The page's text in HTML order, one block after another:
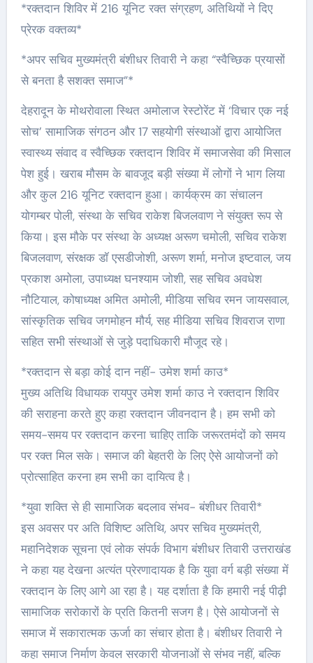
*रक्तदान शिविर में 216 यूनिट रक्त संग्रहण, अतिथियों ने दिए
प्रेरक वक्तव्य*
*अपर सचिव मुख्यमंत्री बंशीधर तिवारी ने कहा “स्वैच्छिक प्रयासों
से बनता है सशक्त समाज”*
देहरादून के मोथरोवाला स्थित अमोलाज रेस्टोरेंट में ‘विचार एक नई
सोच’ सामाजिक संगठन और 17 सहयोगी संस्थाओं द्वारा आयोजित
स्वास्थ्य संवाद व स्वैच्छिक रक्तदान शिविर में समाजसेवा की मिसाल
पेश हुई। खराब मौसम के बावजूद बड़ी संख्या में लोगों ने भाग लिया
और कुल 216 यूनिट रक्तदान हुआ। कार्यक्रम का संचालन
योगम्बर पोली, संस्था के सचिव राकेश बिजलवाण ने संयुक्त रूप से
किया। इस मौके पर संस्था के अध्यक्ष अरूण चमोली, सचिव राकेश
बिजलवाण, संरक्षक डॉ एसडीजोशी, अरूण शर्मा, मनोज इष्टवाल, जय
प्रकाश अमोला, उपाध्यक्ष घनश्याम जोशी, सह सचिव अवधेश
नौटियाल, कोषाध्यक्ष अमित अमोली, मीडिया सचिव रमन जायसवाल,
सांस्कृतिक सचिव जगमोहन मौर्य, सह मीडिया सचिव शिवराज राणा
सहित सभी संस्थाओं से जुड़े पदाधिकारी मौजूद रहे।
*रक्तदान से बड़ा कोई दान नहीं- उमेश शर्मा काउ*
मुख्य अतिथि विधायक रायपुर उमेश शर्मा काउ ने रक्तदान शिविर
की सराहना करते हुए कहा रक्तदान जीवनदान है। हम सभी को
समय-समय पर रक्तदान करना चाहिए ताकि जरूरतमंदों को समय
पर रक्त मिल सके। समाज की बेहतरी के लिए ऐसे आयोजनों को
प्रोत्साहित करना हम सभी का दायित्व है।
*युवा शक्ति से ही सामाजिक बदलाव संभव- बंशीधर तिवारी*
इस अवसर पर अति विशिष्ट अतिथि, अपर सचिव मुख्यमंत्री,
महानिदेशक सूचना एवं लोक संपर्क विभाग बंशीधर तिवारी उत्तराखंड
ने कहा यह देखना अत्यंत प्रेरणादायक है कि युवा वर्ग बड़ी संख्या में
रक्तदान के लिए आगे आ रहा है। यह दर्शाता है कि हमारी नई पीढ़ी
सामाजिक सरोकारों के प्रति कितनी सजग है। ऐसे आयोजनों से
समाज में सकारात्मक ऊर्जा का संचार होता है। बंशीधर तिवारी ने
कहा समाज निर्माण केवल सरकारी योजनाओं से संभव नहीं, बल्कि